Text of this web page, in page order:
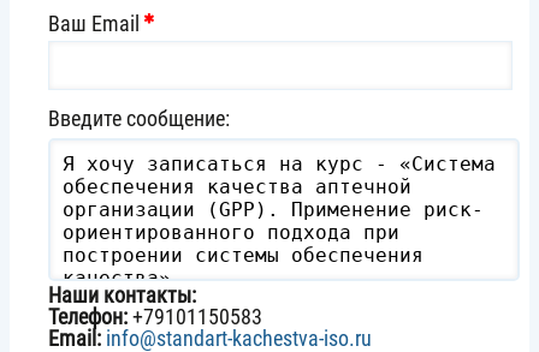
Ваш Email
Введите сообщение:
Наши контакты:
Телефон:+79101150583
Email: info@standart-kachestva-iso.ru